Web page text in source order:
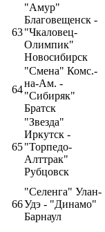
63
"Амур"
Благовещенск -
"Чкаловец-
Олимпик"
Новосибирск
64
"Смена" Комс.-
на-Ам. -
"Сибиряк"
Братск
65
"Звезда"
Иркутск -
"Торпедо-
Алттрак"
Рубцовск
66
"Селенга" Улан-
Удэ - "Динамо"
Барнаул